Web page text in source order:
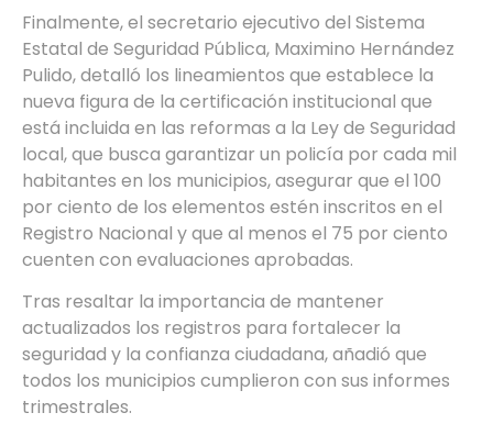
Finalmente, el secretario ejecutivo del Sistema
Estatal de Seguridad Pública, Maximino Hernández
Pulido, detalló los lineamientos que establece la
nueva figura de la certificación institucional que
está incluida en las reformas a la Ley de Seguridad
local, que busca garantizar un policía por cada mil
habitantes en los municipios, asegurar que el 100
por ciento de los elementos estén inscritos en el
Registro Nacional y que al menos el 75 por ciento
cuenten con evaluaciones aprobadas.
Tras resaltar la importancia de mantener
actualizados los registros para fortalecer la
seguridad y la confianza ciudadana, añadió que
todos los municipios cumplieron con sus informes
trimestrales.